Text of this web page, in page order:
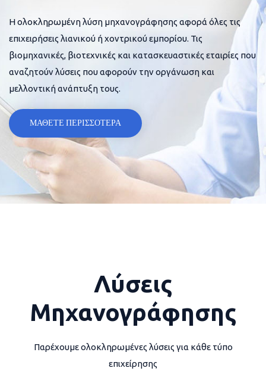
Η ολοκληρωμένη λύση μηχανογράφησης αφορά όλες τις
επιχειρήσεις λιανικού ή χοντρικού εμπορίου. Τις
βιομηχανικές, βιοτεχνικές και κατασκευαστικές εταιρίες που
αναζητούν λύσεις που αφορούν την οργάνωση και
μελλοντική ανάπτυξη τους.
ΜΑΘΕΤΕ ΠΕΡΙΣΣΟΤΕΡΑ
Λύσεις
Μηχανογράφησης
Παρέχουμε ολοκληρωμένες λύσεις για κάθε τύπο
επιχείρησης